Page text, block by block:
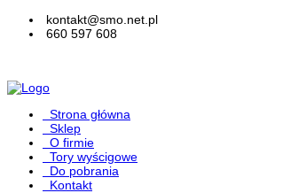
kontakt@smo.net.pl
660 597 608
Strona główna
Sklep
O firmie
Tory wyścigowe
Do pobrania
Kontakt